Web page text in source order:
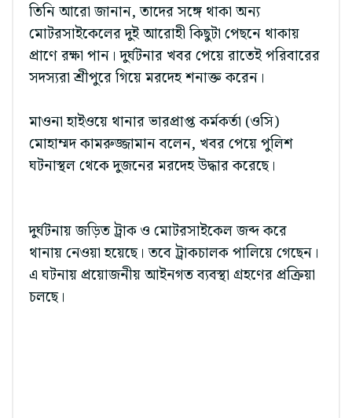
তিনি আরো জানান, তাদের সঙ্গে থাকা অন্য
মোটরসাইকেলের দুই আরোহী কিছুটা পেছনে থাকায়
প্রাণে রক্ষা পান। দুর্ঘটনার খবর পেয়ে রাতেই পরিবারের
সদস্যরা শ্রীপুরে গিয়ে মরদেহ শনাক্ত করেন।
মাওনা হাইওয়ে থানার ভারপ্রাপ্ত কর্মকর্তা (ওসি)
মোহাম্মদ কামরুজ্জামান বলেন, খবর পেয়ে পুলিশ
ঘটনাস্থল থেকে দুজনের মরদেহ উদ্ধার করেছে।
দুর্ঘটনায় জড়িত ট্রাক ও মোটরসাইকেল জব্দ করে
থানায় নেওয়া হয়েছে। তবে ট্রাকচালক পালিয়ে গেছেন।
এ ঘটনায় প্রয়োজনীয় আইনগত ব্যবস্থা গ্রহণের প্রক্রিয়া
চলছে।